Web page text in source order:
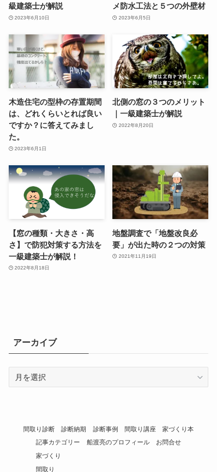
級建築士が解説
2023年6月10日
メ防水工法と５つの外壁材
2023年6月5日
木造住宅の型枠の存置期間
は、どれくらいとれば良い
ですか？に答えてみまし
た。
2023年6月1日
北側の窓の３つのメリット
｜一級建築士が解説
2022年8月20日
【窓の種類・大きさ・高
さ】で防犯対策する方法を
一級建築士が解説！
2022年8月18日
地盤調査で「地盤改良必
要」が出た時の２つの対策
2021年11月19日
アーカイブ
間取り診断 診断納期 診断事例 間取り講座
家づくり本
記事カテゴリー
家づくり
間取り
船渡亮のプロフィール お問合せ